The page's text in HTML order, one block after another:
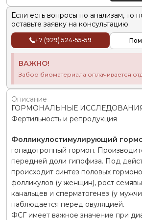
Если есть вопросы по анализам, то
оставьте заявку на консультацию.
+7 (929) 524-55-59
ВАЖНО!
Забор биоматериала оплачивается
Описание
ГОРМОНАЛЬНЫЕ
Фертильность и репродукция
Фолликулостимулирующий
гонадотропный гормон.
передней доли гипофиза. Под
происходит синтез половых
фолликулов (у женщин), рост
канальцев и сперматогенез (у
наблюдается перед овуляцией.
ФСГ имеет важное значение при